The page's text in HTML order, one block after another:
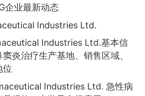
企业最新动态
Industries Ltd.
Industries Ltd.基本信
炎治疗生产基地、销售区域、
位
Industries Ltd. 急性病